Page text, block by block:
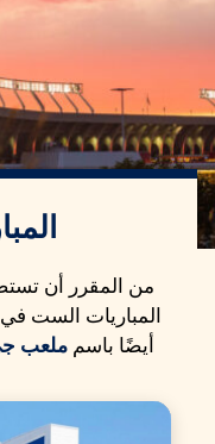
من المقرر أن
المباريات الست
أيضًا باسمملعب